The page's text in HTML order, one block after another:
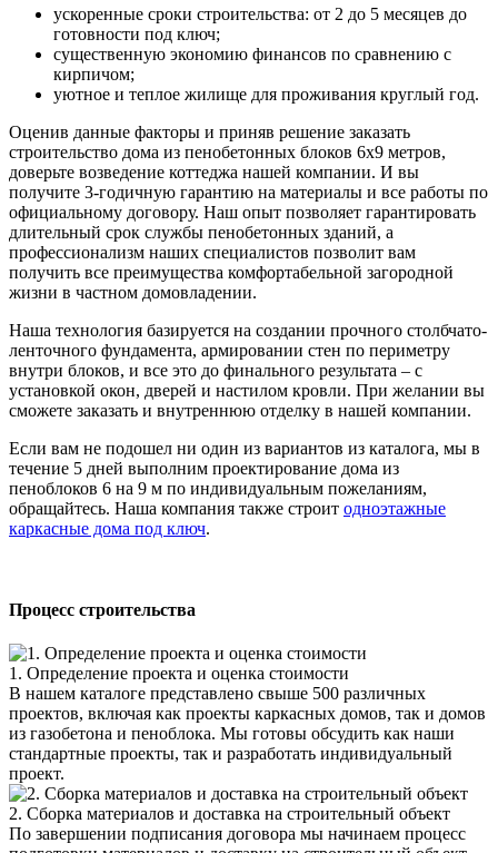
ускоренные сроки строительства: от 2 до 5 месяцев до
готовности под ключ;
существенную экономию финансов по сравнению с
кирпичом;
уютное и теплое жилище для проживания круглый год.
Оценив данные факторы и приняв решение заказать
строительство дома из пенобетонных блоков 6x9 метров,
доверьте возведение коттеджа нашей компании. И вы
получите 3-годичную гарантию на материалы и все работы по
официальному договору. Наш опыт позволяет гарантировать
длительный срок службы пенобетонных зданий, а
профессионализм наших специалистов позволит вам
получить все преимущества комфортабельной загородной
жизни в частном домовладении.
Наша технология базируется на создании прочного столбчато-
ленточного фундамента, армировании стен по периметру
внутри блоков, и все это до финального результата – с
установкой окон, дверей и настилом кровли. При желании вы
сможете заказать и внутреннюю отделку в нашей компании.
Если вам не подошел ни один из вариантов из каталога, мы в
течение 5 дней выполним проектирование дома из
пеноблоков 6 на 9 м по индивидуальным пожеланиям,
обращайтесь. Наша компания также строит одноэтажные
каркасные дома под ключ.
Процесс строительства
1. Определение проекта и оценка стоимости
В нашем каталоге представлено свыше 500 различных
проектов, включая как проекты каркасных домов, так и домов
из газобетона и пеноблока. Мы готовы обсудить как наши
стандартные проекты, так и разработать индивидуальный
проект.
2. Сборка материалов и доставка на строительный объект
По завершении подписания договора мы начинаем процесс